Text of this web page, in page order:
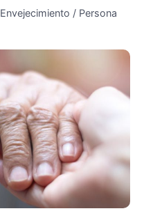
Envejecimiento / Persona